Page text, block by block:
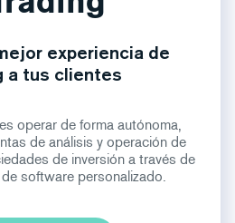
experiencia de
a tus clientes
operar de forma autónoma,
de análisis y operación de
de inversión a través de
software personalizado.